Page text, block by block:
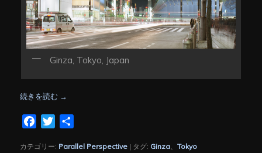
Ginza, Tokyo, Japan
続きを読む →
FacebookTwitter
カテゴリー: Parallel Perspective | タグ: Ginza、Tokyo